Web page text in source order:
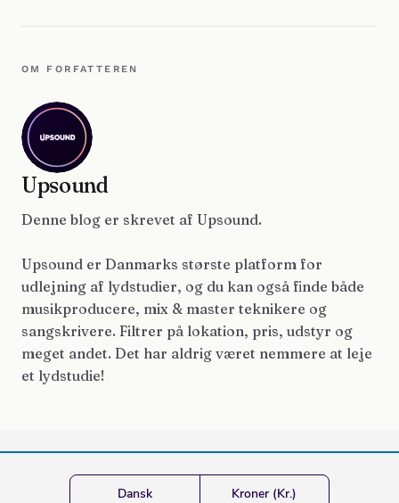
OM FORFATTEREN
Upsound
Denne blog er skrevet af Upsound.
Upsound er Danmarks største platform for
udlejning af lydstudier, og du kan også finde både
musikproducere, mix & master teknikere og
sangskrivere. Filtrer på lokation, pris, udstyr og
meget andet. Det har aldrig været nemmere at leje
et lydstudie!
Dansk Kroner (Kr.)